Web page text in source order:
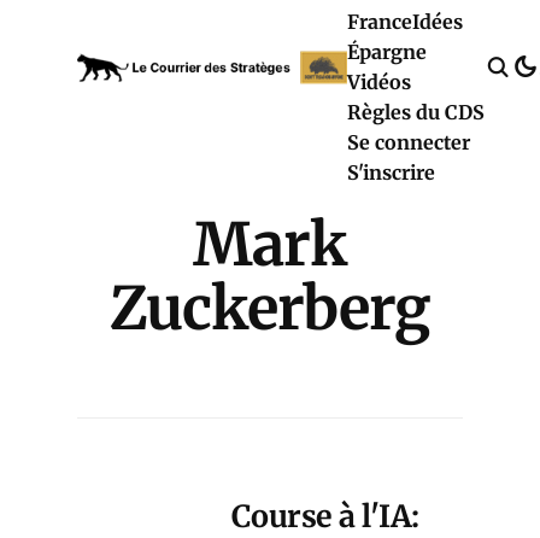
FranceIdées
Épargne
Vidéos
Règles du CDS
Se connecter
S'inscrire
Mark
Zuckerberg
Course à l'IA: